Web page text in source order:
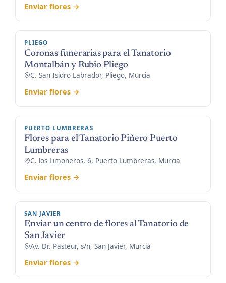
Enviar flores →
PLIEGO
Coronas funerarias para el Tanatorio
Montalbán y Rubio Pliego
C. San Isidro Labrador, Pliego, Murcia
Enviar flores →
PUERTO LUMBRERAS
Flores para el Tanatorio Piñero Puerto
Lumbreras
C. los Limoneros, 6, Puerto Lumbreras, Murcia
Enviar flores →
SAN JAVIER
Enviar un centro de flores al Tanatorio de
San Javier
Av. Dr. Pasteur, s/n, San Javier, Murcia
Enviar flores →